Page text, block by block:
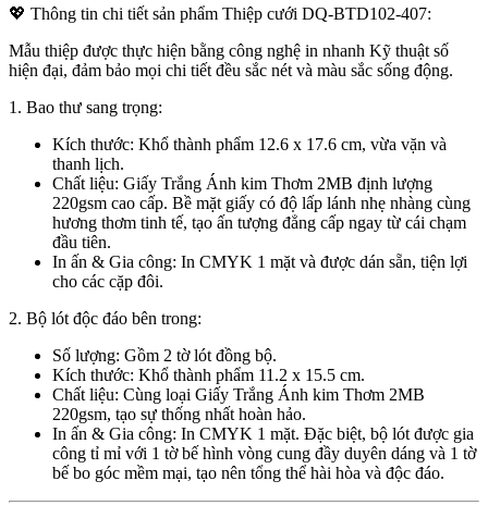
💖 Thông tin chi tiết sản phẩm Thiệp cưới DQ-BTD102-407:
Mẫu thiệp được thực hiện bằng công nghệ in nhanh Kỹ thuật số
hiện đại, đảm bảo mọi chi tiết đều sắc nét và màu sắc sống động.
1. Bao thư sang trọng:
Kích thước: Khổ thành phẩm 12.6 x 17.6 cm, vừa vặn và
thanh lịch.
Chất liệu: Giấy Trắng Ánh kim Thơm 2MB định lượng
220gsm cao cấp. Bề mặt giấy có độ lấp lánh nhẹ nhàng cùng
hương thơm tinh tế, tạo ấn tượng đẳng cấp ngay từ cái chạm
đầu tiên.
In ấn & Gia công: In CMYK 1 mặt và được dán sẵn, tiện lợi
cho các cặp đôi.
2. Bộ lót độc đáo bên trong:
Số lượng: Gồm 2 tờ lót đồng bộ.
Kích thước: Khổ thành phẩm 11.2 x 15.5 cm.
Chất liệu: Cùng loại Giấy Trắng Ánh kim Thơm 2MB
220gsm, tạo sự thống nhất hoàn hảo.
In ấn & Gia công: In CMYK 1 mặt. Đặc biệt, bộ lót được gia
công tỉ mỉ với 1 tờ bế hình vòng cung đầy duyên dáng và 1 tờ
bế bo góc mềm mại, tạo nên tổng thể hài hòa và độc đáo.